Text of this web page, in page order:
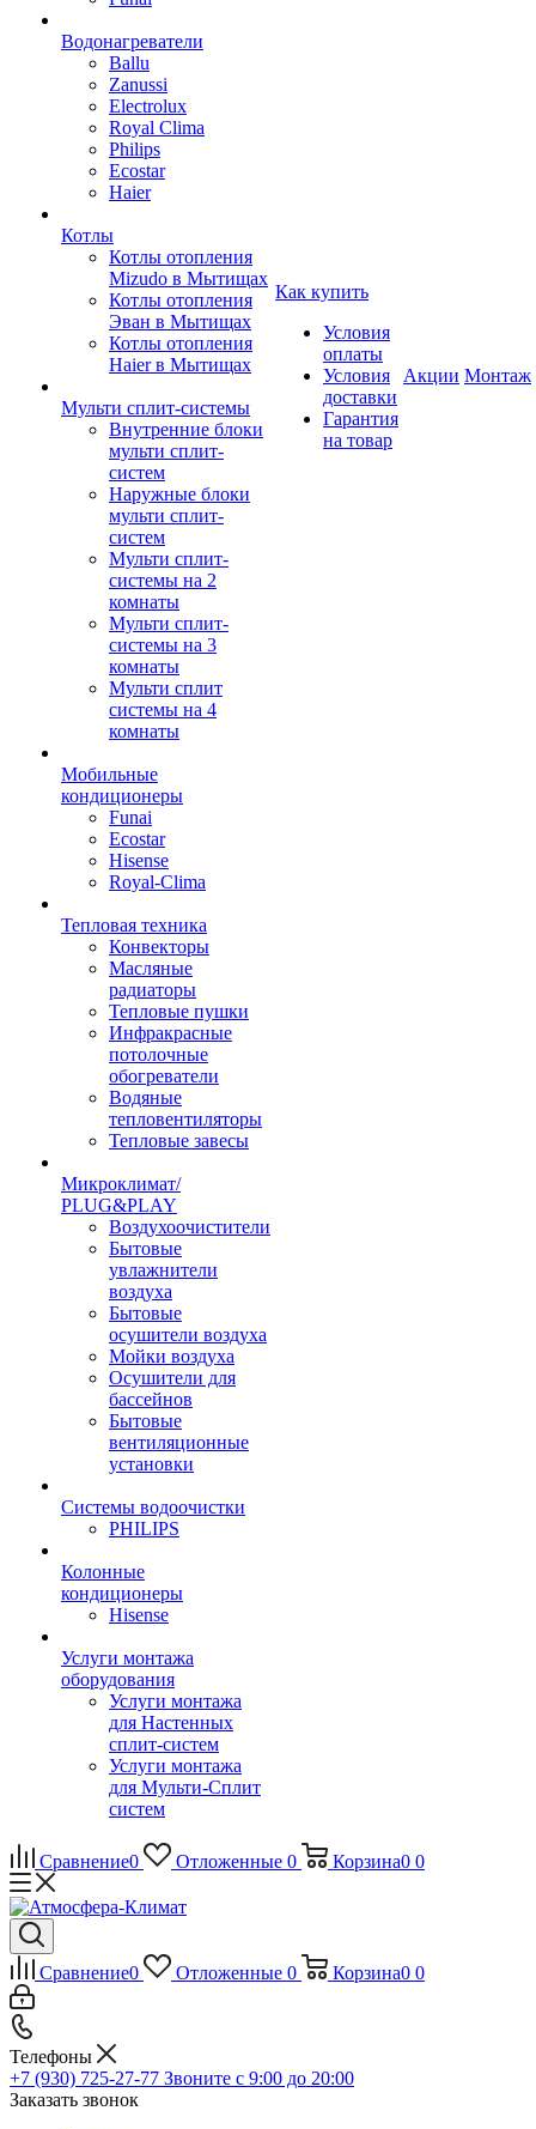
Водонагреватели
Ballu
Zanussi
Electrolux
Royal Clima
Philips
Ecostar
Haier
Котлы
Котлы отопления
Mizudo в Мытищах
Котлы отопления
Эван в Мытищах
Котлы отопления
Haier в Мытищах
Мульти сплит-системы
Внутренние блоки
мульти сплит-
систем
Наружные блоки
мульти сплит-
систем
Мульти сплит-
системы на 2
комнаты
Мульти сплит-
системы на 3
комнаты
Мульти сплит
системы на 4
комнаты
Мобильные
кондиционеры
Funai
Ecostar
Hisense
Royal-Clima
Тепловая техника
Конвекторы
Масляные
радиаторы
Тепловые пушки
Инфракрасные
потолочные
обогреватели
Водяные
тепловентиляторы
Тепловые завесы
Микроклимат/
PLUG&PLAY
Воздухоочистители
Бытовые
увлажнители
воздуха
Бытовые
осушители воздуха
Мойки воздуха
Осушители для
бассейнов
Бытовые
вентиляционные
установки
Системы водоочистки
PHILIPS
Колонные
кондиционеры
Hisense
Услуги монтажа
оборудования
Услуги монтажа
для Настенных
сплит-систем
Услуги монтажа
для Мульти-Сплит
систем
Как купить
Условия
оплаты
Условия
доставки
Гарантия
на товар
Акции Монтаж
Сравнение0 Отложенные 0 Корзина0 0
Сравнение0 Отложенные 0 Корзина0 0
Телефоны
+7 (930) 725-27-77 Звоните с 9:00 до 20:00
Заказать звонок